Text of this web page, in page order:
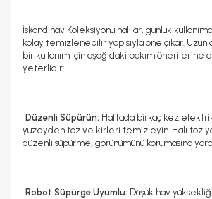
İskandinav Koleksiyonu halılar, günlük
kolay temizlenebilir yapısıyla öne çıkar.
bir kullanım için aşağıdaki bakım
yeterlidir:
• Düzenli Süpürün: Haftada birkaç kez
yüzeyden toz ve kirleri temizleyin. Halı toz
düzenli süpürme, görünümünü korumasına
• Robot Süpürge Uyumlu: Düşük hav